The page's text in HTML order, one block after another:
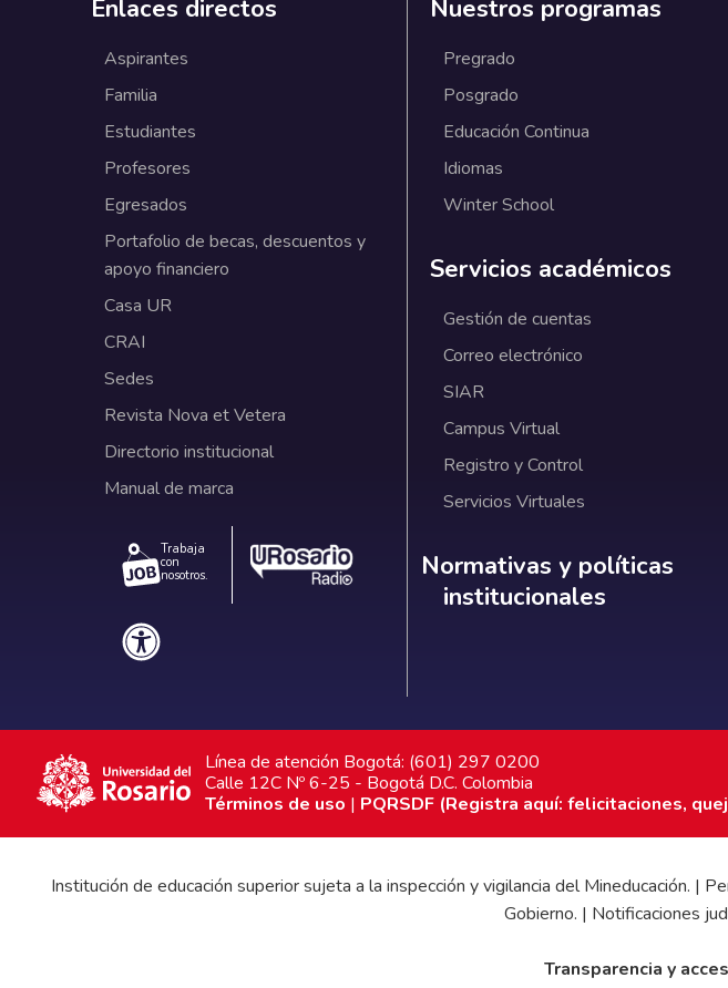
Enlaces directos
Aspirantes
Familia
Estudiantes
Profesores
Egresados
Portafolio de becas, descuentos y
apoyo financiero
Casa UR
CRAI
Sedes
Revista Nova et Vetera
Directorio institucional
Manual de marca
Trabaja
con
nosotros.
Nuestros programas
Pregrado
Posgrado
Educación Continua
Idiomas
Winter School
Servicios académicos
Gestión de cuentas
Correo electrónico
SIAR
Campus Virtual
Registro y Control
Servicios Virtuales
Normativas y políticas
Normativas y políticas
institucionales
Línea de atención Bogotá: (601) 297 0200
Calle 12C Nº 6-25 - Bogotá D.C. Colombia
Términos de uso | PQRSDF (Registra aquí: felicitaciones,
Institución de educación superior sujeta a la inspección y vigilancia del Mineducación.
Gobierno. | Notificaciones
Transparencia y